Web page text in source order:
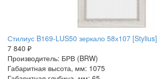
Стилиус B169-LUS50 зеркало 58х107 [Stylius]
7 840 ₽
Производитель: БРВ (BRW)
Габаритная высота, мм: 1075